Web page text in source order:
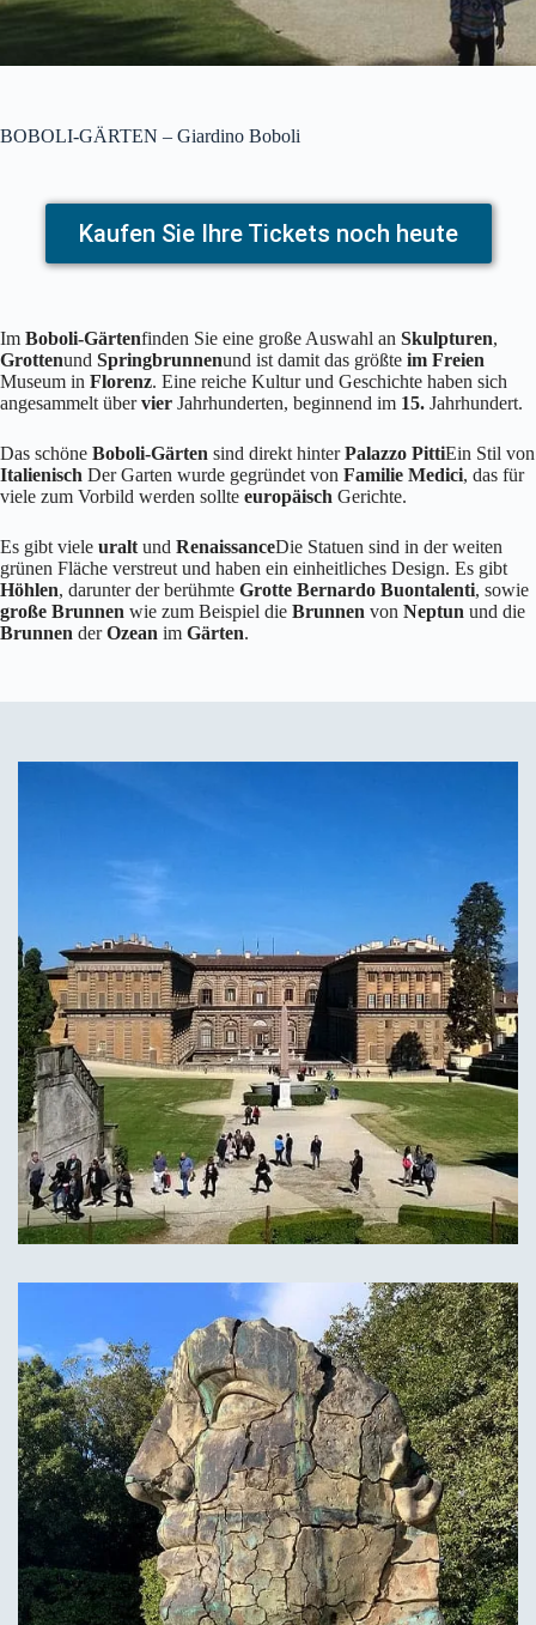
BOBOLI-GÄRTEN – Giardino Boboli
Kaufen Sie Ihre Tickets noch heute
Im Boboli-Gärtenfinden Sie eine große Auswahl an Skulpturen,
Grottenund Springbrunnenund ist damit das größte im Freien
Museum in Florenz. Eine reiche Kultur und Geschichte haben sich
angesammelt übervier Jahrhunderten, beginnend im 15. Jahrhundert.
Das schöne Boboli-Gärten sind direkt hinterPalazzo PittiEin Stil von
Italienisch Der Garten wurde gegründet von Familie Medici, das für
viele zum Vorbild werden sollte europäisch Gerichte.
Es gibt viele uralt und RenaissanceDie Statuen sind in der weiten
grünen Fläche verstreut und haben ein einheitliches Design. Es gibt
Höhlen, darunter der berühmte Grotte Bernardo Buontalenti, sowie
große Brunnen wie zum Beispiel die Brunnen von Neptun und die
Brunnen derOzean im Gärten.